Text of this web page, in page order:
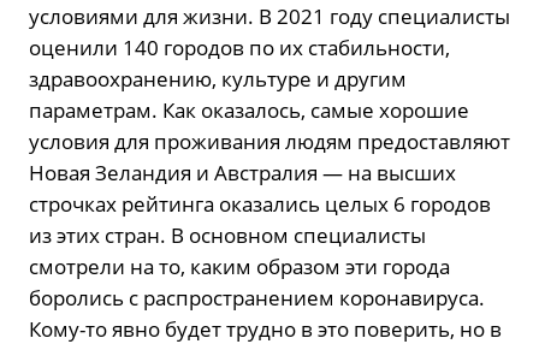
условиями для жизни. В 2021 году специалисты
оценили 140 городов по их стабильности,
здравоохранению, культуре и другим
параметрам. Как оказалось, самые хорошие
условия для проживания людям предоставляют
Новая Зеландия и Австралия — на высших
строчках рейтинга оказались целых 6 городов
из этих стран. В основном специалисты
смотрели на то, каким образом эти города
боролись с распространением коронавируса.
Кому-то явно будет трудно в это поверить, но в